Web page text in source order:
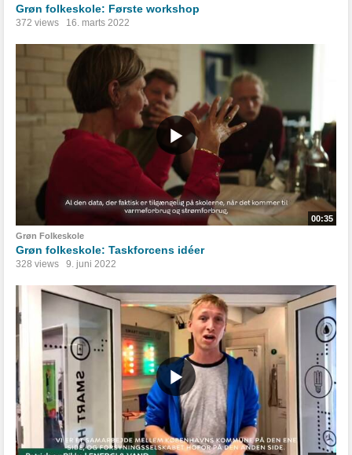
Grøn folkeskole: Første workshop
372 views 16. marts 2022
00:35
Grøn Folkeskole
Grøn folkeskole: Taskforcens idéer
328 views 9. juni 2022